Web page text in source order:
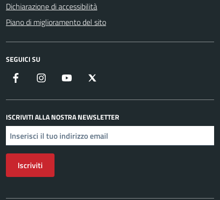
Dichiarazione di accessibilità
Piano di miglioramento del sito
SEGUICI SU
Facebook Instagram YouTube
ISCRIVITI ALLA NOSTRA NEWSLETTER